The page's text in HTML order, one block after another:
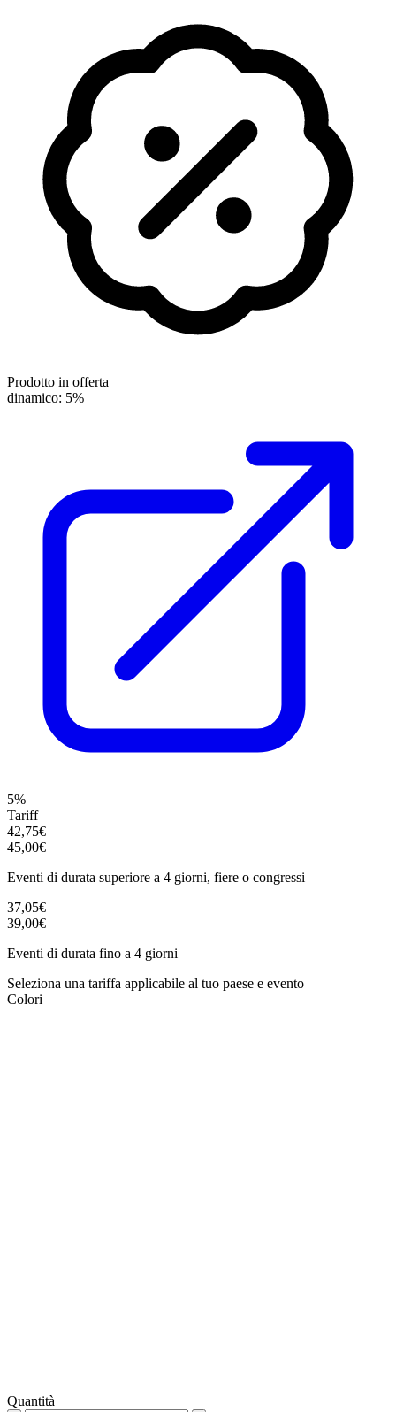
Prodotto in offerta
dinamico: 5%
5%
Tariff
42,75€
45,00€
Eventi di durata superiore a 4 giorni, fiere o congressi
37,05€
39,00€
Eventi di durata fino a 4 giorni
Seleziona una tariffa applicabile al tuo paese e evento
Colori
Quantità